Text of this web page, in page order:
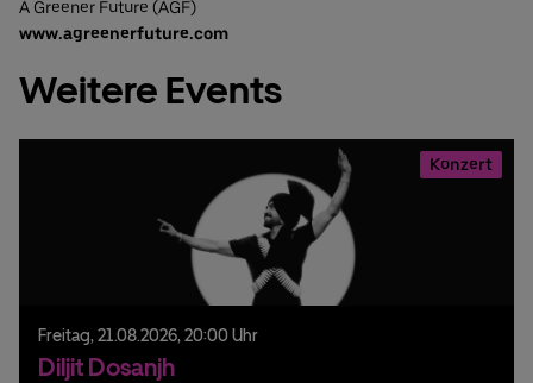
A Greener Future (AGF)
www.agreenerfuture.com
Weitere Events
Konzert
Freitag, 21.08.2026, 20:00 Uhr
Diljit Dosanjh